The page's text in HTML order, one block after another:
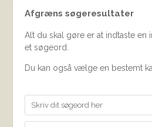
Afgræns søgeresultater
Alt du skal gøre er at indtaste en
et søgeord.
Du kan også vælge en bestemt